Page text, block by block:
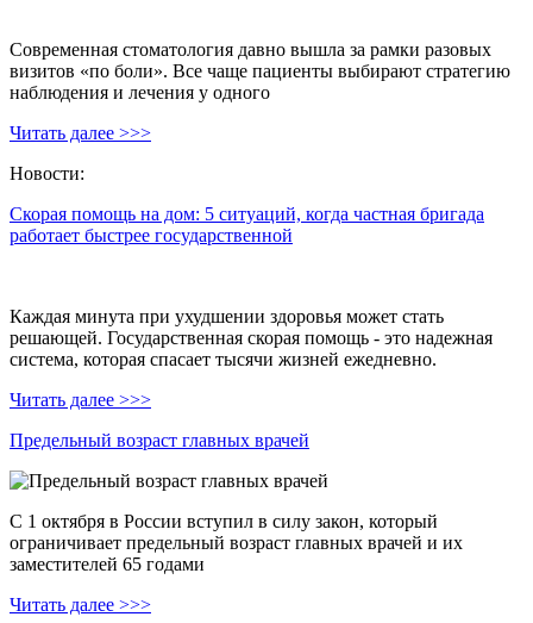
Современная стоматология давно вышла за рамки разовых
визитов «по боли». Все чаще пациенты выбирают стратегию
наблюдения и лечения у одного
Читать далее >>>
Новости:
Скорая помощь на дом: 5 ситуаций, когда частная бригада
работает быстрее государственной
Каждая минута при ухудшении здоровья может стать
решающей. Государственная скорая помощь - это надежная
система, которая спасает тысячи жизней ежедневно.
Читать далее >>>
Предельный возраст главных врачей
С 1 октября в России вступил в силу закон, который
ограничивает предельный возраст главных врачей и их
заместителей 65 годами
Читать далее >>>